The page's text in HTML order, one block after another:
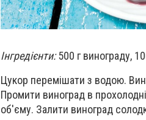
Інгредієнти:500 г винограду,
Цукор перемішати з водою.
Промити виноград в
об'єму. Залити виноград